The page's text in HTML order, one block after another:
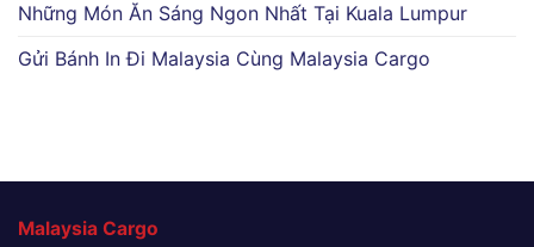
Những Món Ăn Sáng Ngon Nhất Tại Kuala Lumpur
Gửi Bánh In Đi Malaysia Cùng Malaysia Cargo
Malaysia Cargo